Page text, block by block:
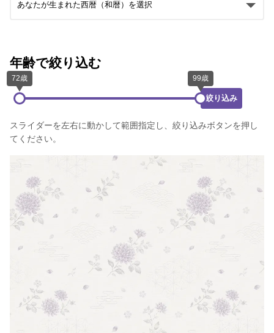
年齢で絞り込む
絞り込み
スライダーを左右に動かして範囲指定し、絞り込みボタンを押し
てください。